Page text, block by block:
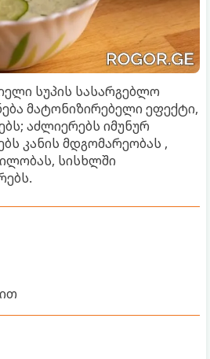
სუპის სასარგებლო
მატონიზირებელი ეფექტი,
აძლიერებს იმუნურ
კანის მდგომარეობას ,
სისხლში